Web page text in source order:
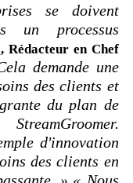
se doivent
un processus
Rédacteur en Chef
demande une
des clients et
du plan de
d'innovation
des clients en